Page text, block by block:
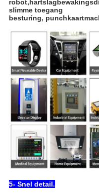
slimme toegang
besturing,
5- Snel detail.